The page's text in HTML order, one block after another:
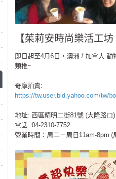
【茱莉安時尚樂活工
即日起至4月6日，澳洲 / 加拿大
類推~
奇摩拍賣:
https://tw.user.bid.yahoo.com/tw/
地址: 西區精明二街81號 (大隆路口)
電話: 04-2310-7752
營業時間：周二－周日11am-8pm (